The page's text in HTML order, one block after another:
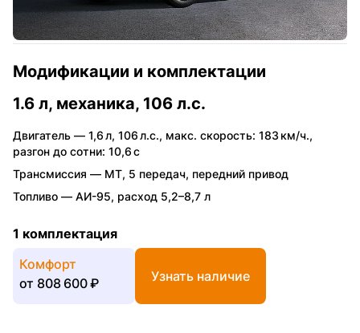
Модификации и комплектации
1.6 л, механика, 106 л.с.
Двигатель — 1,6 л, 106 л.с., макс. скорость: 183 км/ч.,
разгон до сотни: 10,6 с
Трансмиссия — MT, 5 передач, передний привод
Топливо — АИ-95, расход 5,2–8,7 л
1 комплектация
Комфорт
от 808 600 ₽ Узнать наличие